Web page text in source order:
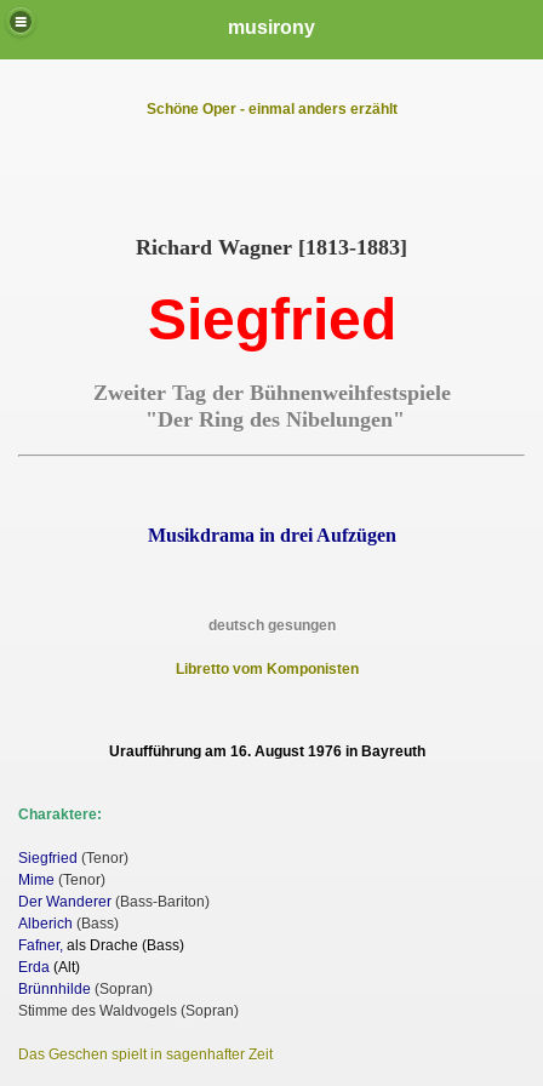
musirony
Schöne Oper - einmal anders erzählt
Richard Wagner [1813-1883]
Siegfried
Zweiter Tag der Bühnenweihfestspiele
"Der Ring des Nibelungen"
Musikdrama in drei Aufzügen
deutsch gesungen
Libretto vom Komponisten
Uraufführung am 16. August 1976 in Bayreuth
Charaktere:
Siegfried (Tenor)
Mime (Tenor)
Der Wanderer (Bass-Bariton)
Alberich (Bass)
Fafner, als Drache (Bass)
Erda (Alt)
Brünnhilde (Sopran)
Stimme des Waldvogels (Sopran)
Das Geschen spielt in sagenhafter Zeit